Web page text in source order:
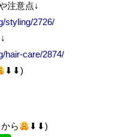
注意点↓
styling/2726/
hair-care/2874/
⬇︎⬇︎)
ら ⬇︎⬇︎)